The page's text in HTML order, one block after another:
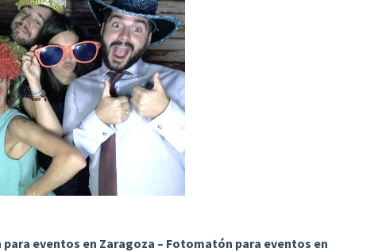
eventos en Zaragoza – Fotomatón para eventos en